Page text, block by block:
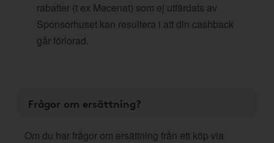
rabatter (t ex Mecenat) som ej utfärdats av
Sponsorhuset kan resultera i att din cashback
går förlorad.
Frågor om ersättning?
Om du har frågor om ersättning från ett köp via